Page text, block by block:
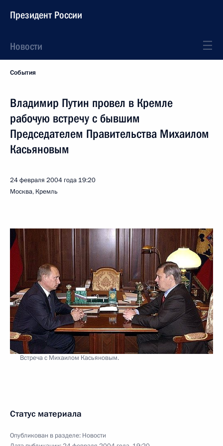
Президент России
Новости
События
Владимир Путин провел в Кремле
рабочую встречу с бывшим
Председателем Правительства Михаилом
Касьяновым
24 февраля 2004 года 19:20
Москва, Кремль
Встреча с Михаилом Касьяновым.
Статус материала
Опубликован в разделе: Новости